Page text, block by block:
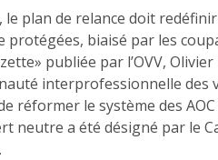
le plan de relance doit
protégées, biaisé par les
publiée par l’OVV,
interprofessionnelle des
réformer le système des
neutre a été désigné par le